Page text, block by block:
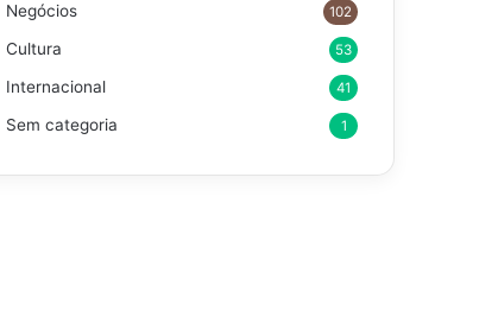
Negócios 102
Cultura 53
Internacional 41
Sem categoria 1